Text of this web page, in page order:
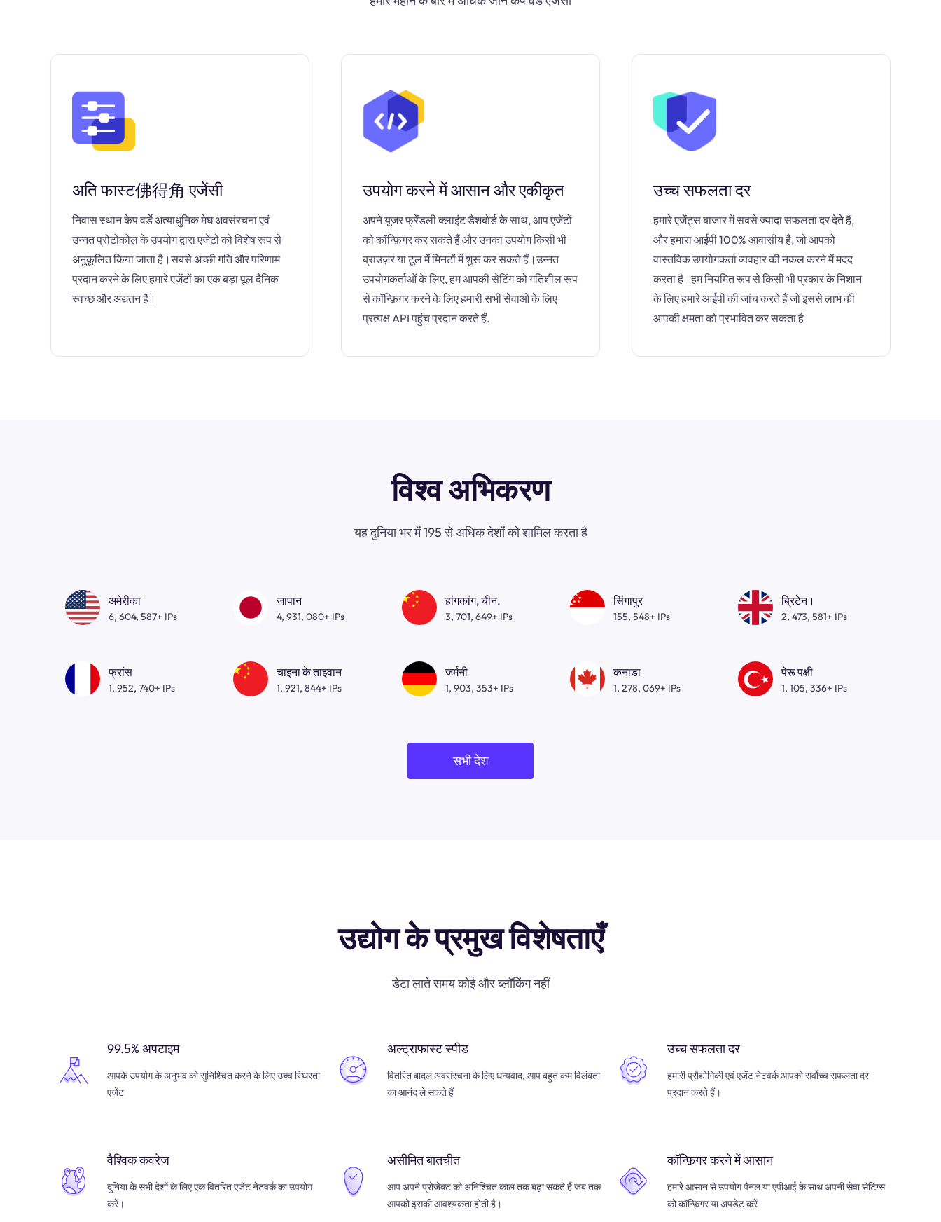
अति फास्ट佛得角 एजेंसी
निवास स्थान केप वर्डे अत्याधुनिक मेघ अवसंरचना एवं
उन्नत प्रोटोकोल के उपयोग द्वारा एजेंटों को विशेष रूप से
अनुकूलित किया जाता है।सबसे अच्छी गति और परिणाम
प्रदान करने के लिए हमारे एजेंटों का एक बड़ा पूल दैनिक
स्वच्छ और अद्यतन है।
उपयोग करने में आसान और एकीकृत
अपने यूजर फ्रेंडली क्लाइंट डैशबोर्ड के साथ, आप एजेंटों
को कॉन्फ़िगर कर सकते हैं और उनका उपयोग किसी भी
ब्राउज़र या टूल में मिनटों में शुरू कर सकते हैं।उन्नत
उपयोगकर्ताओं के लिए, हम आपकी सेटिंग को गतिशील रूप
से कॉन्फ़िगर करने के लिए हमारी सभी सेवाओं के लिए
प्रत्यक्ष API पहुंच प्रदान करते हैं.
उच्च सफलता दर
हमारे एजेंट्स बाजार में सबसे ज्यादा सफलता दर देते हैं,
और हमारा आईपी 100% आवासीय है, जो आपको
वास्तविक उपयोगकर्ता व्यवहार की नकल करने में मदद
करता है।हम नियमित रूप से किसी भी प्रकार के निशान
के लिए हमारे आईपी की जांच करते हैं जो इससे लाभ की
आपकी क्षमता को प्रभावित कर सकता है
विश्व अभिकरण
यह दुनिया भर में 195 से अधिक देशों को शामिल करता है
अमेरीका
6, 604, 587+ IPs
जापान
4, 931, 080+ IPs
हांगकांग, चीन.
3, 701, 649+ IPs
सिंगापुर
155, 548+ IPs
ब्रिटेन।
2, 473, 581+ IPs
फ्रांस
1, 952, 740+ IPs
चाइना के ताइवान
1, 921, 844+ IPs
जर्मनी
1, 903, 353+ IPs
कनाडा
1, 278, 069+ IPs
पेरू पक्षी
1, 105, 336+ IPs
सभी देश
उद्योग के प्रमुख विशेषताएँ
डेटा लाते समय कोई और ब्लॉकिंग नहीं
99.5% अपटाइम
आपके उपयोग के अनुभव को सुनिश्चित करने के लिए उच्च स्थिरता
एजेंट
अल्ट्राफास्ट स्पीड
वितरित बादल अवसंरचना के लिए धन्यवाद, आप बहुत कम विलंबता
का आनंद ले सकते हैं
उच्च सफलता दर
हमारी प्रौद्योगिकी एवं एजेंट नेटवर्क आपको सर्वोच्च सफलता दर
प्रदान करते हैं।
वैश्विक कवरेज
दुनिया के सभी देशों के लिए एक वितरित एजेंट नेटवर्क का उपयोग
करें।
असीमित बातचीत
आप अपने प्रोजेक्ट को अनिश्चित काल तक बढ़ा सकते हैं जब तक
आपको इसकी आवश्यकता होती है।
कॉन्फ़िगर करने में आसान
हमारे आसान से उपयोग पैनल या एपीआई के साथ अपनी सेवा सेटिंग्स
को कॉन्फ़िगर या अपडेट करें